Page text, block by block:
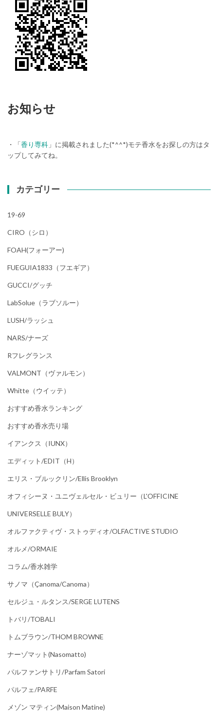
お知らせ
・「香り専科 」に掲載されました(*^^*)モテ香水をお探しの方はタ
ップしてみてね。
カテゴリー
19-69
CIRO（シロ）
FOAH(フォーアー)
FUEGUIA1833（フエギア）
GUCCI/グッチ
LabSolue（ラブソルー）
LUSH/ラッシュ
NARS/ナーズ
Rフレグランス
VALMONT（ヴァルモン）
Whitte（ウイッテ）
おすすめ香水ランキング
おすすめ香水売り場
イアンクス（IUNX）
エディット/EDIT（h）
エリス・ブルックリン/Ellis Brooklyn
オフィシーヌ・ユニヴェルセル・ビュリー（L'OFFICINE
UNIVERSELLE BULY）
オルファクティヴ・ストゥディオ/OLFACTIVE STUDIO
オルメ/ORMAIE
コラム/香水雑学
サノマ（çanoma/canoma）
セルジュ・ルタンス/SERGE LUTENS
トバリ/TOBALI
トムブラウン/THOM BROWNE
ナーゾマット(Nasomatto)
パルファンサトリ/parfam Satori
パルフェ/PARFE
メゾン マティン(Maison Matine)